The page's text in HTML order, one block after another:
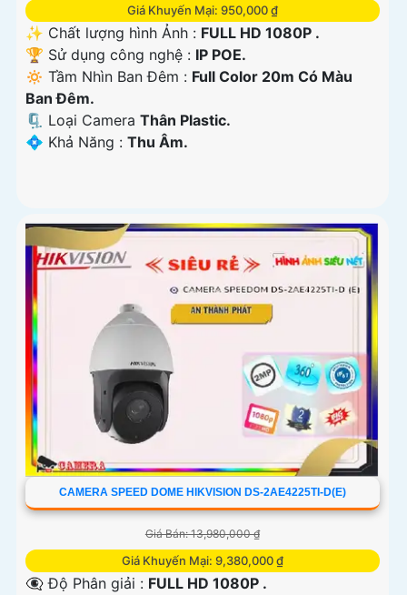
Giá Khuyến Mại: 950,000 ₫
✨ Chất lượng hình Ảnh : FULL HD 1080P .
🏆 Sử dụng công nghệ : IP POE.
🔅 Tầm Nhìn Ban Đêm : Full Color 20m Có Màu
Ban Ðêm.
🗜️ Loại Camera Thân Plastic.
️💠 Khả Năng : Thu Âm.
CAMERA SPEED DOME HIKVISION DS-2AE4225TI-D(E)
Giá Bán: 13,980,000 ₫
Giá Khuyến Mại: 9,380,000 ₫
👁️‍🗨 Độ Phân giải : FULL HD 1080P .